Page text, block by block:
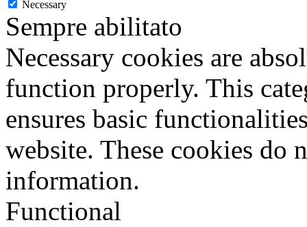
trattati;
c) l'attestazione che le
sono state portate a
loro contenuto, di coloro ai
diffusi, eccettuato il caso
impossibile o comporta un
sproporzionato rispetto al
Necessary
Sempre abilitato
Necessary cookies are
function properly. This
ensures basic
website. These cookies do
information.
Functional